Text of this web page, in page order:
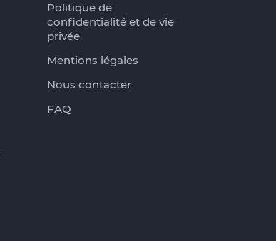
Politique de
confidentialité et de vie
privée
Mentions légales
Nous contacter
FAQ